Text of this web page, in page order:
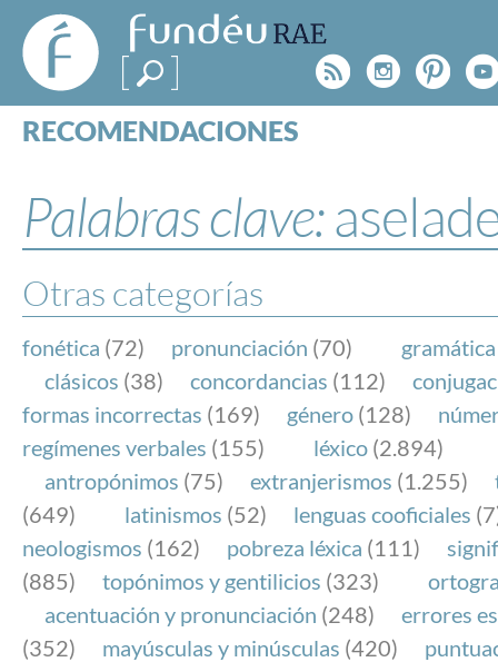
FundéuRAE
- Fundación
del Español
Urgente
Rss
RECOMENDACIONES
ESPECIALES
BLOG
NOTICIAS
SOBRE LA FUNDÉURAE
FundéuRAE es una fundación patrocinada por la
y la Real Academia Española, cuyo objetivo es
el buen uso del español en los medios de
Internet.
Palabras clave:
Otras categorías
fonética (72) pronunciación (70) gramática
clásicos (38) concordancias (112)
formas incorrectas (169) género (128)
regímenes verbales (155) léxico (2.894)
antropónimos (75) extranjerismos (1.255)
(649)
latinismos (52) lenguas cooficiales
neologismos (162) pobreza léxica (111)
(885)
topónimos y gentilicios (323)
acentuación y pronunciación (248)
errores
(352)
mayúsculas y minúsculas (420)